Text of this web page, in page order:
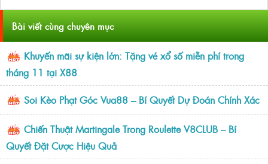
Bài viết cùng chuyên mục
Khuyến mãi sự kiện lớn: Tặng vé xổ số miễn phí trong
tháng 11 tại X88
Soi Kèo Phạt Góc Vua88 – Bí Quyết Dự Đoán Chính Xác
Chiến Thuật Martingale Trong Roulette V8CLUB – Bí
Quyết Đặt Cược Hiệu Quả